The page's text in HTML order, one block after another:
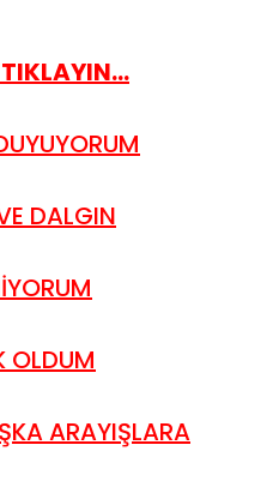
DALGIN
OLDUM
ARAYIŞLARA